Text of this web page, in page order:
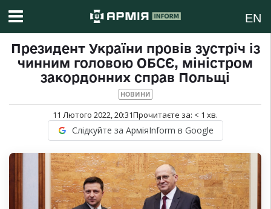
EN
Президент України провів зустріч із
чинним головою ОБСЄ, міністром
закордонних справ Польщі
НОВИНИ
11 Лютого 2022, 20:31Прочитаєте за: < 1 хв.
Слідкуйте за АрміяInform в Google